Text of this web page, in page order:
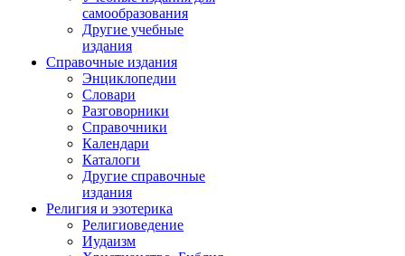
самообразования
Другие учебные
издания
Справочные издания
Энциклопедии
Словари
Разговорники
Справочники
Календари
Каталоги
Другие справочные
издания
Религия и эзотерика
Религиоведение
Иудаизм